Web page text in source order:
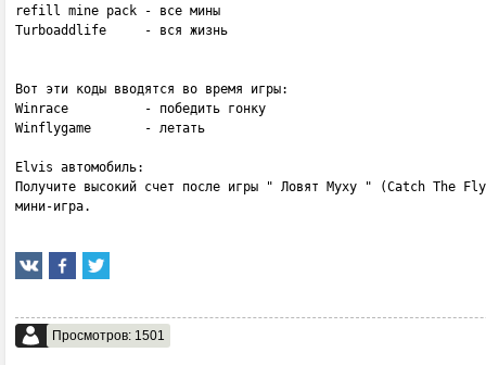
refill mine pack - все мины
Turboaddlife     - вся жизнь
Вот эти коды вводятся во время игры:
Winrace          - победить гонку
Winflygame       - летать
Elvis автомобиль:
Получите высокий счет после игры " Ловят Муху " (Catch The
мини-игра.
Просмотров: 1501